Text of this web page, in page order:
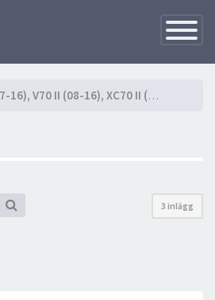
Toggle
V70 II (08-16), XC70 II (08-16)
3 inlägg